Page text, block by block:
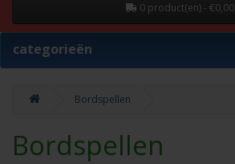
0 product(en) - €0,00
categorieën
Bordspellen
Bordspellen